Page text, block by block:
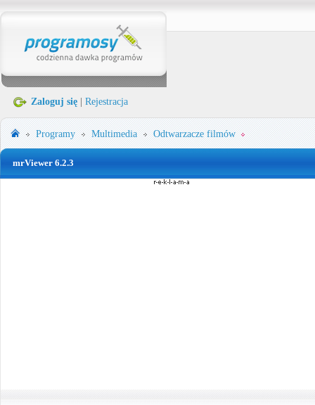
Zaloguj się Rejestracja
Programy Multimedia Odtwarzacze filmów
mrViewer 6.2.3